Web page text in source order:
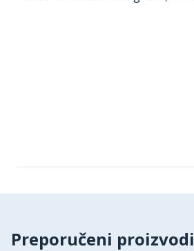
Preporučeni proizvodi